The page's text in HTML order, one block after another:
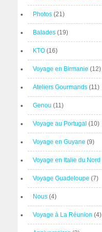
Photos (21)
Balades (19)
KTO (16)
Voyage en Birmanie (12)
Ateliers Gourmands (11)
Genou (11)
Voyage au Portugal (10)
Voyage en Guyane (9)
Voyage en Italie du Nord
Voyage Guadeloupe (7)
Nous (4)
Voyage à La Réunion (4)